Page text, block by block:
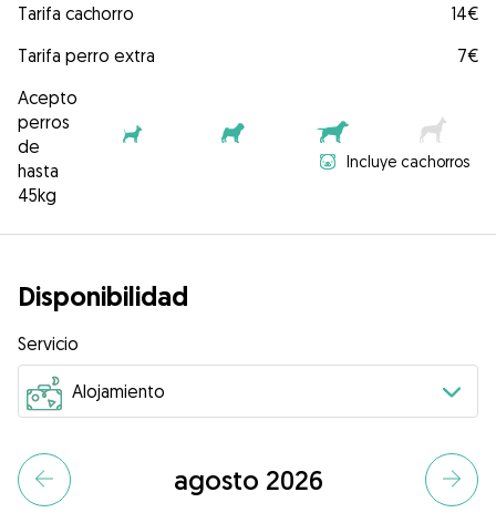
Tarifa cachorro
14€
Tarifa perro extra
7€
Acepto
perros
de
hasta
45kg
Incluye cachorros
Disponibilidad
Servicio
agosto 2026